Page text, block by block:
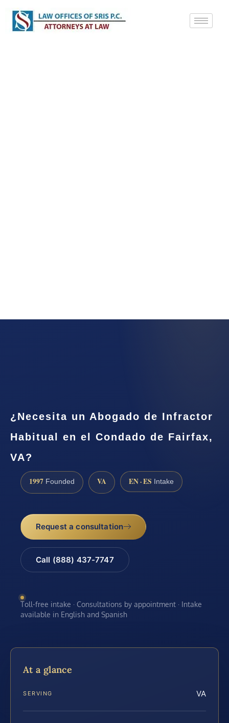
¿Necesita un Abogado de Infractor
Habitual en el Condado de Fairfax,
VA?
1997 Founded VA EN · ES Intake
Request a consultation
Call (888) 437-7747
Toll-free intake · Consultations by appointment · Intake
available in English and Spanish
At a glance
SERVING VA